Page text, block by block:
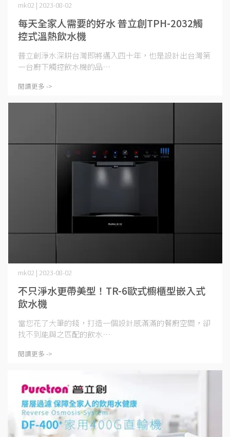
每天全家人需要的好水 普立創TPH-2032觸
控式溫熱飲水機
mk02 | 2023-08-02
普立創淨水深耕台灣即將邁入四十年，也是設計出台灣第
一台廚下觸控飲水機的品⋯
閱讀更多 ->
不只淨水更帶美型！TR-6歐式櫥櫃型嵌入式
飲水機
mk02 | 2023-08-02
當您花了大筆的錢，打造一個設計感滿滿的餐廚空間，卻
找不到能與之匹配的飲水⋯
閱讀更多 ->